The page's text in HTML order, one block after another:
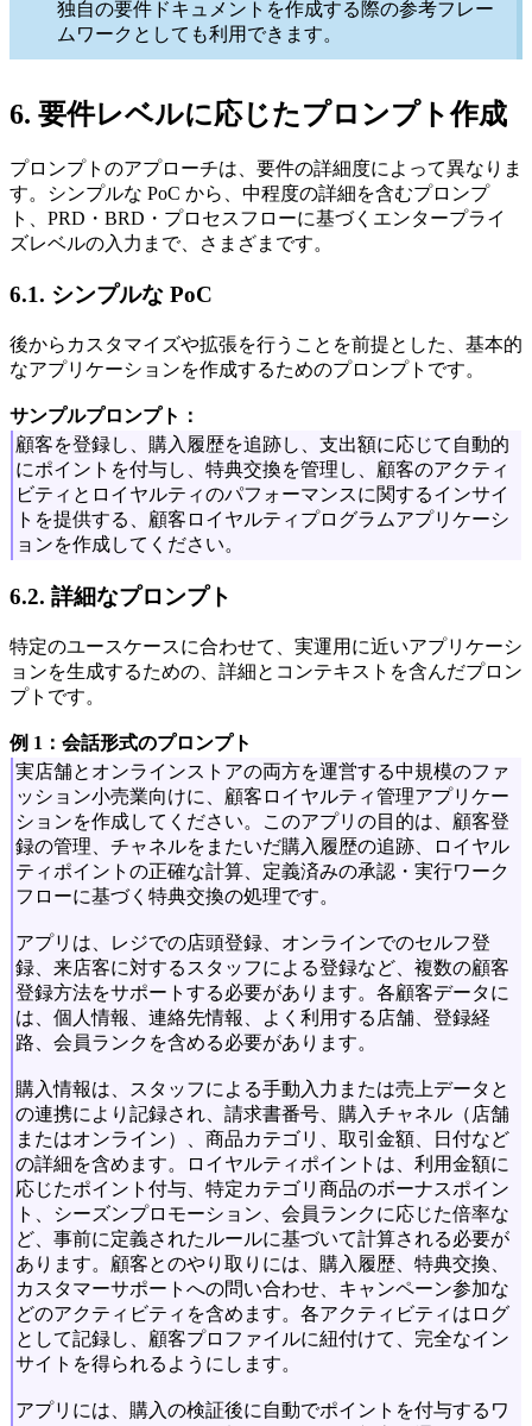
独自の要件ドキュメントを作成する際の参考フレー
ムワークとしても利用できます。
6. 要件レベルに応じたプロンプト作成
プロンプトのアプローチは、要件の詳細度によって異なりま
す。シンプルな PoC から、中程度の詳細を含むプロンプ
ト、PRD・BRD・プロセスフローに基づくエンタープライ
ズレベルの入力まで、さまざまです。
6.1. シンプルな PoC
後からカスタマイズや拡張を行うことを前提とした、基本的
なアプリケーションを作成するためのプロンプトです。
サンプルプロンプト：
顧客を登録し、購入履歴を追跡し、支出額に応じて自動的
にポイントを付与し、特典交換を管理し、顧客のアクティ
ビティとロイヤルティのパフォーマンスに関するインサイ
トを提供する、顧客ロイヤルティプログラムアプリケーシ
ョンを作成してください。
6.2. 詳細なプロンプト
特定のユースケースに合わせて、実運用に近いアプリケーシ
ョンを生成するための、詳細とコンテキストを含んだプロン
プトです。
例 1：会話形式のプロンプト
実店舗とオンラインストアの両方を運営する中規模のファ
ッション小売業向けに、顧客ロイヤルティ管理アプリケー
ションを作成してください。このアプリの目的は、顧客登
録の管理、チャネルをまたいだ購入履歴の追跡、ロイヤル
ティポイントの正確な計算、定義済みの承認・実行ワーク
フローに基づく特典交換の処理です。
アプリは、レジでの店頭登録、オンラインでのセルフ登
録、来店客に対するスタッフによる登録など、複数の顧客
登録方法をサポートする必要があります。各顧客データに
は、個人情報、連絡先情報、よく利用する店舗、登録経
路、会員ランクを含める必要があります。
購入情報は、スタッフによる手動入力または売上データと
の連携により記録され、請求書番号、購入チャネル（店舗
またはオンライン）、商品カテゴリ、取引金額、日付など
の詳細を含めます。ロイヤルティポイントは、利用金額に
応じたポイント付与、特定カテゴリ商品のボーナスポイン
ト、シーズンプロモーション、会員ランクに応じた倍率な
ど、事前に定義されたルールに基づいて計算される必要が
あります。顧客とのやり取りには、購入履歴、特典交換、
カスタマーサポートへの問い合わせ、キャンペーン参加な
どのアクティビティを含めます。各アクティビティはログ
として記録し、顧客プロファイルに紐付けて、完全なイン
サイトを得られるようにします。
アプリには、購入の検証後に自動でポイントを付与するワ